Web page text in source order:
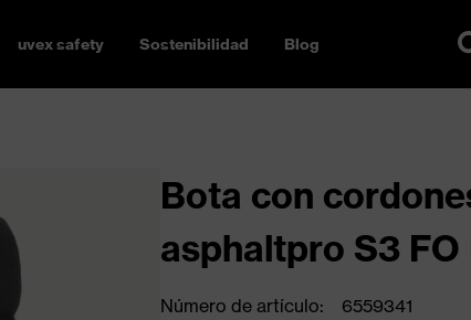
uvex safety Sostenibilidad Blog
Bota con
asphaltpro S3 FO
Número de artículo:
6559341